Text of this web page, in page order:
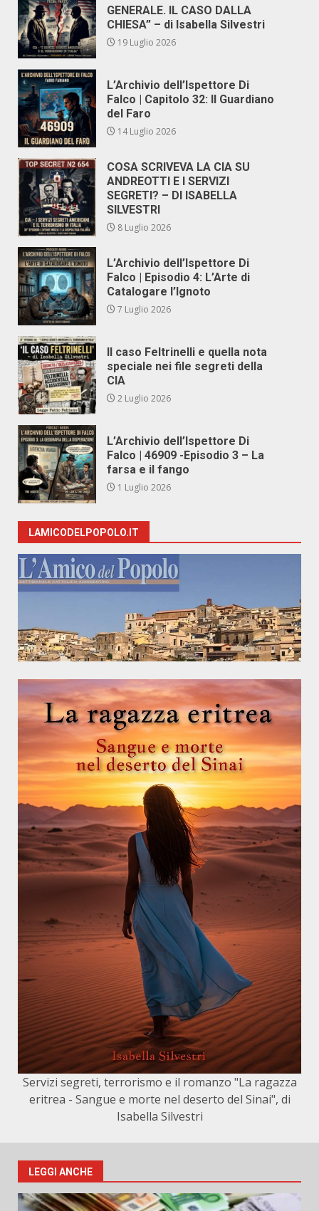
GENERALE. IL CASO DALLA
CHIESA” – di Isabella Silvestri
19 Luglio 2026
L’Archivio dell’Ispettore Di
Falco | Capitolo 32: Il Guardiano
del Faro
14 Luglio 2026
COSA SCRIVEVA LA CIA SU
ANDREOTTI E I SERVIZI
SEGRETI? – DI ISABELLA
SILVESTRI
8 Luglio 2026
L’Archivio dell’Ispettore Di
Falco | Episodio 4: L’Arte di
Catalogare l’Ignoto
7 Luglio 2026
Il caso Feltrinelli e quella nota
speciale nei file segreti della
CIA
2 Luglio 2026
L’Archivio dell’Ispettore Di
Falco | 46909 -Episodio 3 – La
farsa e il fango
1 Luglio 2026
LAMICODELPOPOLO.IT
Servizi segreti, terrorismo e il romanzo "La ragazza
eritrea - Sangue e morte nel deserto del Sinai", di
Isabella Silvestri
LEGGI ANCHE